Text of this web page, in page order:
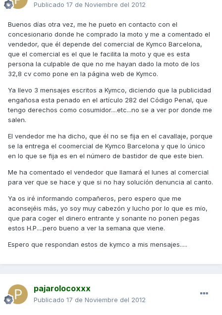
Publicado 17 de Noviembre del 2012
Buenos días otra vez, me he pueto en contacto con el
concesionario donde he comprado la moto y me a comentado el
vendedor, que él depende del comercial de Kymco Barcelona,
que el comercial es el que le facilita la moto y que es esta
persona la culpable de que no me hayan dado la moto de los
32,8 cv como pone en la página web de Kymco.
Ya llevo 3 mensajes escritos a Kymco, diciendo que la publicidad
engañosa esta penado en el artículo 282 del Código Penal, que
tengo derechos como cosumidor....etc...no se a ver por donde me
salen.
El vendedor me ha dicho, que él no se fija en el cavallaje, porque
se la entrega el coomercial de Kymco Barcelona y que lo único
en lo que se fija es en el número de bastidor de que este bien.
Me ha comentado el vendedor que llamará el lunes al comercial
para ver que se hace y que si no hay solucíón denuncia al canto.
Ya os iré informando compañeros, pero espero que me
aconsejéis más, yo soy muy cabezón y lucho por lo que es mío,
que para coger el dinero entrante y sonante no ponen pegas
estos H.P....pero bueno a ver la semana que viene.
Espero que respondan estos de kymco a mis mensajes.....
pajarolocoxxx
Publicado 17 de Noviembre del 2012